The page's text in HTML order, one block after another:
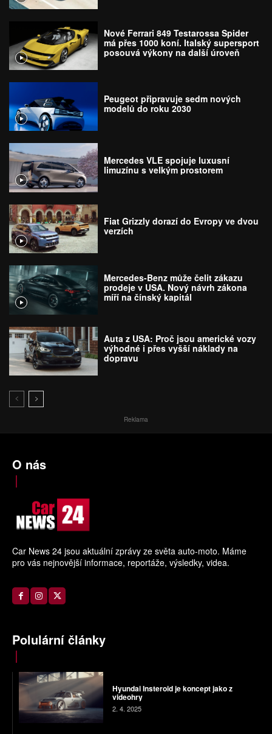
Nové Ferrari 849 Testarossa Spider
má přes 1000 koní. Italský supersport
posouvá výkony na další úroveň
Peugeot připravuje sedm nových
modelů do roku 2030
Mercedes VLE spojuje luxusní
limuzínu s velkým prostorem
Fiat Grizzly dorazí do Evropy ve dvou
verzích
Mercedes-Benz může čelit zákazu
prodeje v USA. Nový návrh zákona
míří na čínský kapitál
Auta z USA: Proč jsou americké vozy
výhodné i přes vyšší náklady na
dopravu
Reklama
O nás
Car News 24 jsou aktuální zprávy ze světa auto-moto. Máme
pro vás nejnovější informace, reportáže, výsledky, videa.
Polulární články
Hyundai Insteroid je koncept jako z
videohry
2. 4. 2025